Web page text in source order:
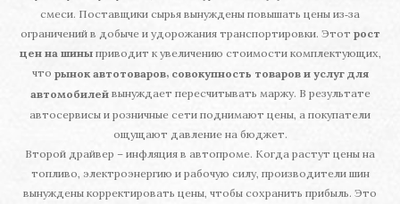
смеси. Поставщики сырья вынуждены повышать цены из‑за
ограничений в добыче и удорожания транспортировки. Этот рост
цен на шиныприводит к увеличению стоимости комплектующих,
что рынок автотоваров, совокупность товаров и услуг для
автомобилейвынуждает пересчитывать маржу. В результате
автосервисы и розничные сети поднимают цены, а покупатели
ощущают давление на бюджет.
Второй драйвер – инфляция в автопроме. Когда растут цены на
топливо, электроэнергию и рабочую силу, производители шин
вынуждены корректировать цены, чтобы сохранить прибыль. Это